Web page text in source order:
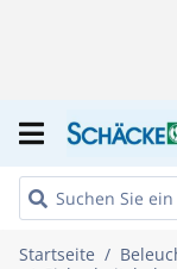
Startseite